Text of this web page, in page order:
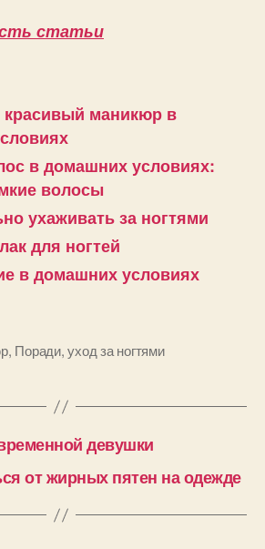
статьи
красивый маникюр в
в домашних условиях:
волосы
ухаживать за ногтями
для ногтей
в домашних условиях
, Поради,уход за ногтями
девушки
от жирных пятен на одежде